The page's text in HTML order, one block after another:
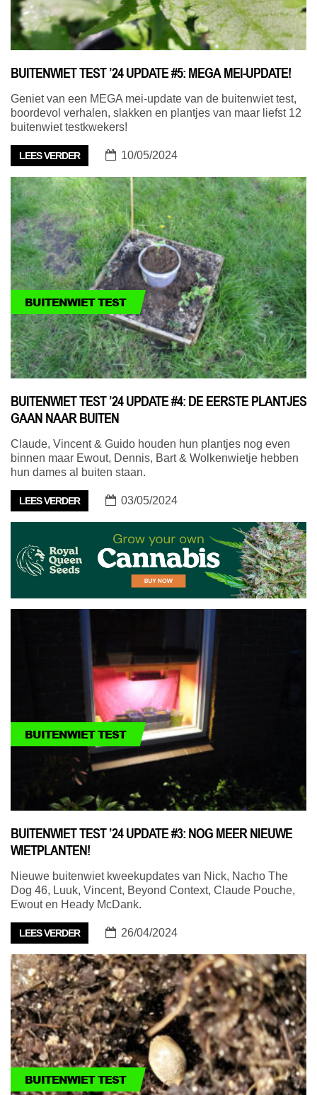
BUITENWIET TEST ’24 UPDATE #5: MEGA MEI-UPDATE!
Geniet van een MEGA mei-update van de buitenwiet test,
boordevol verhalen, slakken en plantjes van maar liefst 12
buitenwiet testkwekers!
LEES VERDER 10/05/2024
BUITENWIET TEST
BUITENWIET TEST ’24 UPDATE #4: DE EERSTE PLANTJES
GAAN NAAR BUITEN
Claude, Vincent & Guido houden hun plantjes nog even
binnen maar Ewout, Dennis, Bart & Wolkenwietje hebben
hun dames al buiten staan.
LEES VERDER 03/05/2024
BUITENWIET TEST
BUITENWIET TEST ’24 UPDATE #3: NOG MEER NIEUWE
WIETPLANTEN!
Nieuwe buitenwiet kweekupdates van Nick, Nacho The
Dog 46, Luuk, Vincent, Beyond Context, Claude Pouche,
Ewout en Heady McDank.
LEES VERDER 26/04/2024
BUITENWIET TEST